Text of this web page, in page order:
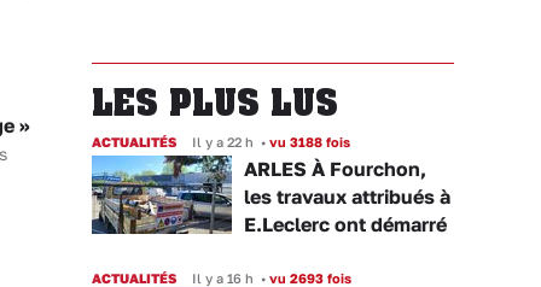
»
LES PLUS LUS
ACTUALITÉS Il y a 22 h • vu 3188 fois
ARLES À Fourchon,
les travaux attribués à
E.Leclerc ont démarré
ACTUALITÉS Il y a 16 h • vu 2693 fois